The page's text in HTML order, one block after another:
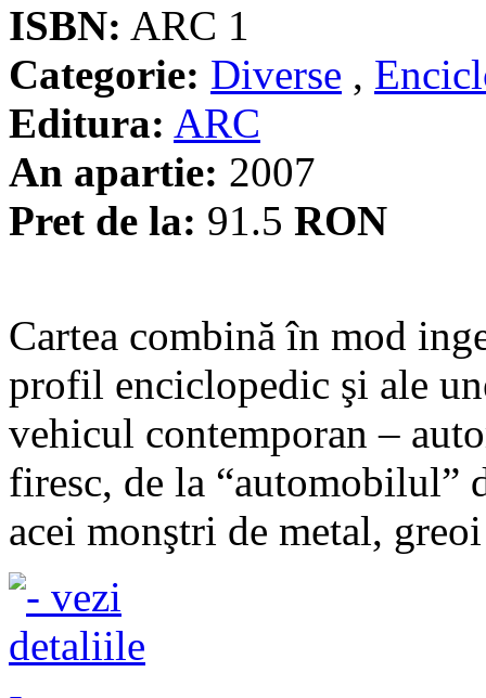
ISBN: ARC 1
Categorie: Diverse ,
Editura: ARC
An apartie: 2007
Pret de la: 91.5 RON
Cartea combină în mod
profil enciclopedic şi ale
vehicul contemporan –
firesc, de la “automobilul”
acei monştri de metal,